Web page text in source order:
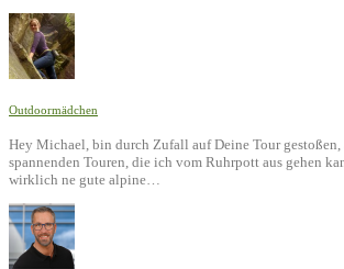
Outdoormädchen
Hey Michael, bin durch Zufall auf Deine Tour gestoßen,
spannenden Touren, die ich vom Ruhrpott aus gehen
wirklich ne gute alpine…